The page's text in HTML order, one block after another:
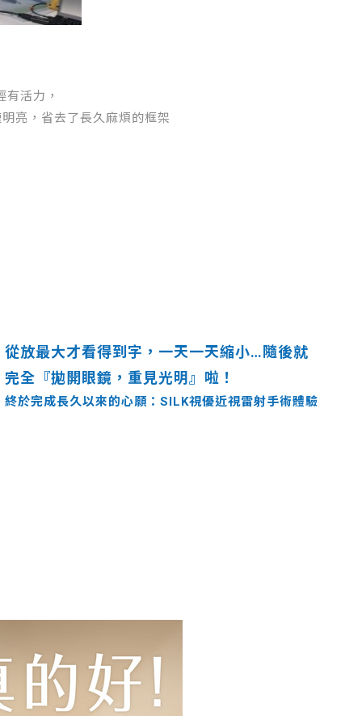
活力，
亮，省去了長久麻煩的框架
從放最大才看得到字，一天一天縮小…隨後就
完全『拋開眼鏡，重見光明』啦！
終於完成長久以來的心願：SILK視優近視雷射手術體驗